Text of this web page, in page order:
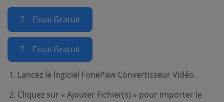
Essai Gratuit
Essai Gratuit
Lancez le logiciel FonePaw Convertisseur Vidéo.
Cliquez sur « Ajouter Fichier(s) » pour importer le